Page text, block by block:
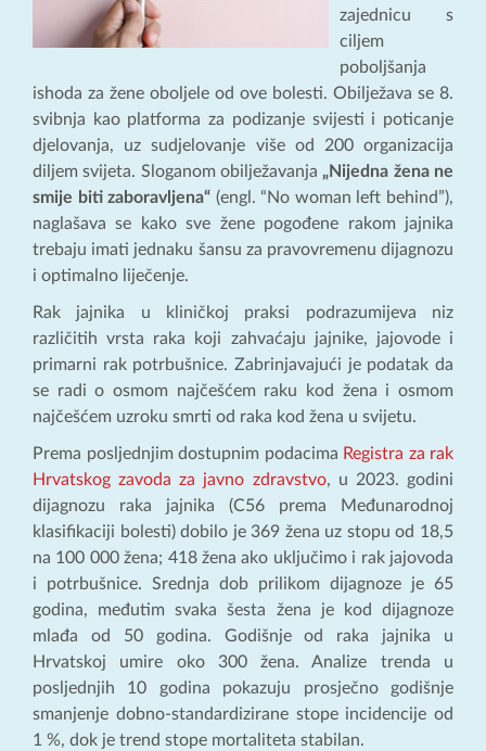
zajednicu s
ciljem
poboljšanja
ishoda za žene oboljele od ove bolesti. Obilježava se 8.
svibnja kao platforma za podizanje svijesti i poticanje
djelovanja, uz sudjelovanje više od 200 organizacija
diljem svijeta. Sloganom obilježavanja„Nijedna žena ne
smije biti zaboravljena“ (engl. “No woman left behind”),
naglašava se kako sve žene pogođene rakom jajnika
trebaju imati jednaku šansu za pravovremenu dijagnozu
i optimalno liječenje.
Rak jajnika u kliničkoj praksi podrazumijeva niz
različitih vrsta raka koji zahvaćaju jajnike, jajovode i
primarni rak potrbušnice. Zabrinjavajući je podatak da
se radi o osmom najčešćem raku kod žena i osmom
najčešćem uzroku smrti od raka kod žena u svijetu.
Prema posljednjim dostupnim podacima Registra za rak
Hrvatskog zavoda za javno zdravstvo, u 2023. godini
dijagnozu raka jajnika (C56 prema Međunarodnoj
klasifikaciji bolesti) dobilo je 369 žena uz stopu od 18,5
na 100 000 žena; 418 žena ako uključimo i rak jajovoda
i potrbušnice. Srednja dob prilikom dijagnoze je 65
godina, međutim svaka šesta žena je kod dijagnoze
mlađa od 50 godina. Godišnje od raka jajnika u
Hrvatskoj umire oko 300 žena. Analize trenda u
posljednjih 10 godina pokazuju prosječno godišnje
smanjenje dobno-standardizirane stope incidencije od
1 %, dok je trend stope mortaliteta stabilan.